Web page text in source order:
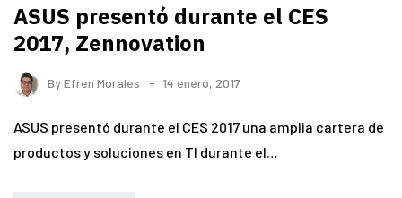
ASUS presentó durante el CES
2017, Zennovation
ByEfren Morales 14 enero, 2017
ASUS presentó durante el CES 2017 una amplia cartera de
productos y soluciones en TI durante el…